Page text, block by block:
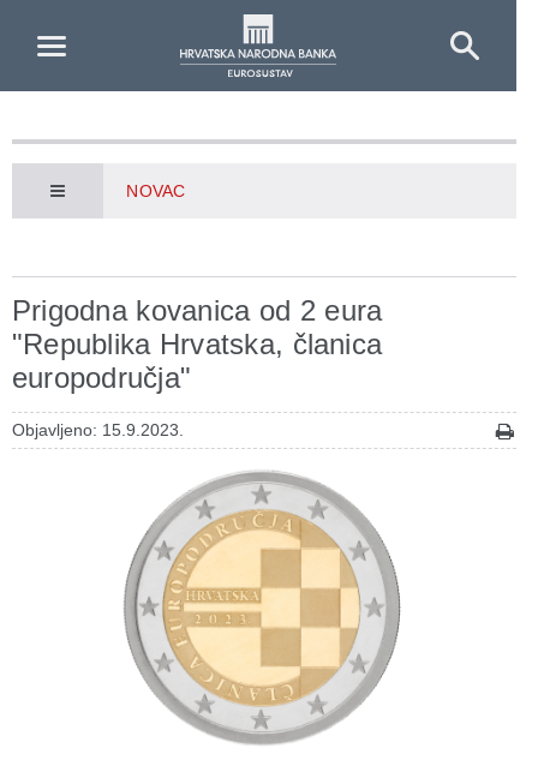
NOVAC
Prigodna kovanica od 2 eura
"Republika Hrvatska, članica
europodručja"
Objavljeno: 15.9.2023.